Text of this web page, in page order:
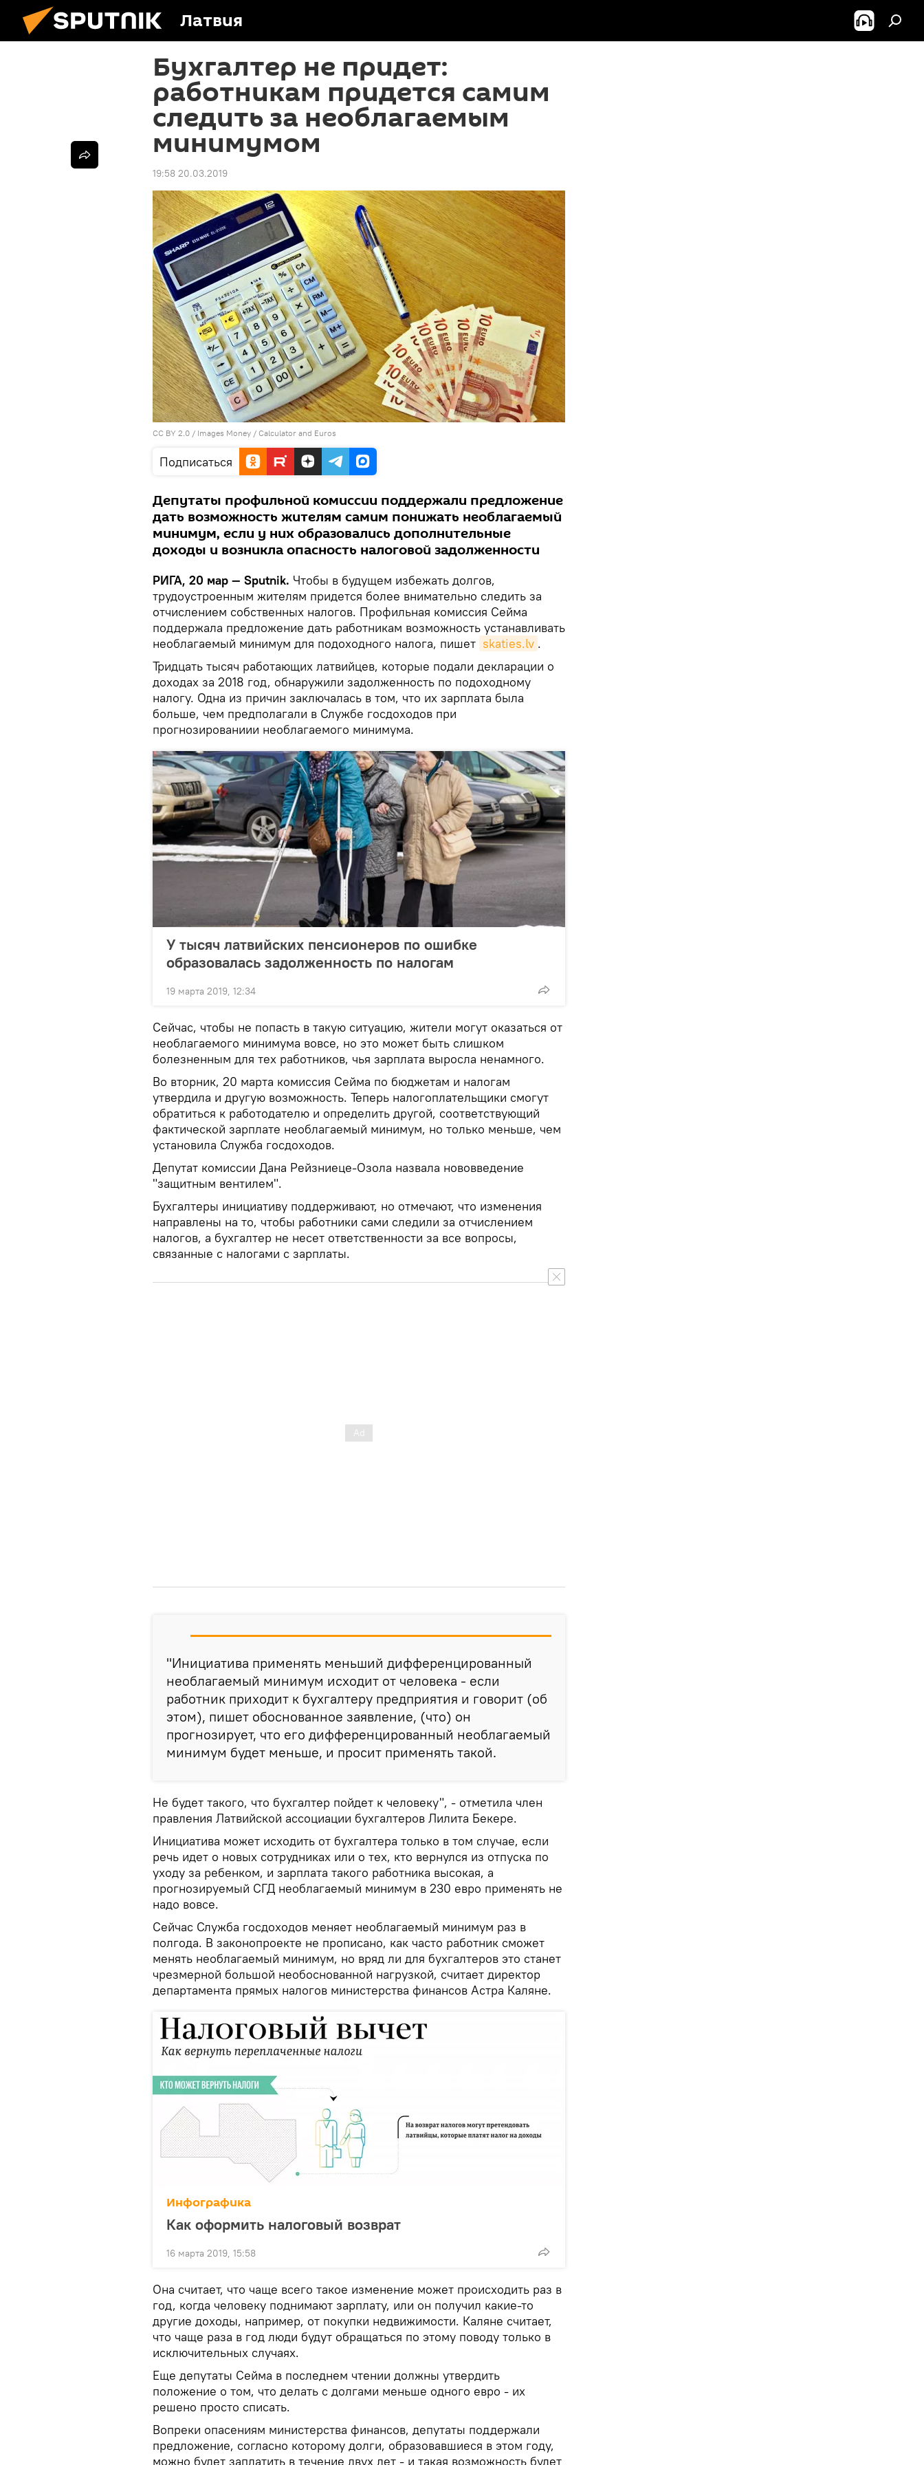
Латвия
Бухгалтер не придет:
работникам придется самим
следить за необлагаемым
минимумом
19:58 20.03.2019
CC BY 2.0 / Images Money / Calculator and Euros
Подписаться
Депутаты профильной комиссии поддержали предложение
дать возможность жителям самим понижать необлагаемый
минимум, если у них образовались дополнительные
доходы и возникла опасность налоговой задолженности
РИГА, 20 мар — Sputnik. Чтобы в будущем избежать долгов,
трудоустроенным жителям придется более внимательно следить за
отчислением собственных налогов. Профильная комиссия Сейма
поддержала предложение дать работникам возможность устанавливать
необлагаемый минимум для подоходного налога, пишет skaties.lv .
Тридцать тысяч работающих латвийцев, которые подали декларации о
доходах за 2018 год, обнаружили задолженность по подоходному
налогу. Одна из причин заключалась в том, что их зарплата была
больше, чем предполагали в Службе госдоходов при
прогнозированиии необлагаемого минимума.
У тысяч латвийских пенсионеров по ошибке
образовалась задолженность по налогам
19 марта 2019, 12:34
Сейчас, чтобы не попасть в такую ситуацию, жители могут оказаться от
необлагаемого минимума вовсе, но это может быть слишком
болезненным для тех работников, чья зарплата выросла ненамного.
Во вторник, 20 марта комиссия Сейма по бюджетам и налогам
утвердила и другую возможность. Теперь налогоплательщики смогут
обратиться к работодателю и определить другой, соответствующий
фактической зарплате необлагаемый минимум, но только меньше, чем
установила Служба госдоходов.
Депутат комиссии Дана Рейзниеце-Озола назвала нововведение
"защитным вентилем".
Бухгалтеры инициативу поддерживают, но отмечают, что изменения
направлены на то, чтобы работники сами следили за отчислением
налогов, а бухгалтер не несет ответственности за все вопросы,
связанные с налогами с зарплаты.
"Инициатива применять меньший дифференцированный
необлагаемый минимум исходит от человека - если
работник приходит к бухгалтеру предприятия и говорит (об
этом), пишет обоснованное заявление, (что) он
прогнозирует, что его дифференцированный необлагаемый
минимум будет меньше, и просит применять такой.
Не будет такого, что бухгалтер пойдет к человеку", - отметила член
правления Латвийской ассоциации бухгалтеров Лилита Бекере.
Инициатива может исходить от бухгалтера только в том случае, если
речь идет о новых сотрудниках или о тех, кто вернулся из отпуска по
уходу за ребенком, и зарплата такого работника высокая, а
прогнозируемый СГД необлагаемый минимум в 230 евро применять не
надо вовсе.
Сейчас Служба госдоходов меняет необлагаемый минимум раз в
полгода. В законопроекте не прописано, как часто работник сможет
менять необлагаемый минимум, но вряд ли для бухгалтеров это станет
чрезмерной большой необоснованной нагрузкой, считает директор
департамента прямых налогов министерства финансов Астра Каляне.
Инфографика
Как оформить налоговый возврат
16 марта 2019, 15:58
Она считает, что чаще всего такое изменение может происходить раз в
год, когда человеку поднимают зарплату, или он получил какие-то
другие доходы, например, от покупки недвижимости. Каляне считает,
что чаще раза в год люди будут обращаться по этому поводу только в
исключительных случаях.
Еще депутаты Сейма в последнем чтении должны утвердить
положение о том, что делать с долгами меньше одного евро - их
решено просто списать.
Вопреки опасениям министерства финансов, депутаты поддержали
предложение, согласно которому долги, образовавшиеся в этом году,
можно будет заплатить в течение двух лет - и такая возможность будет